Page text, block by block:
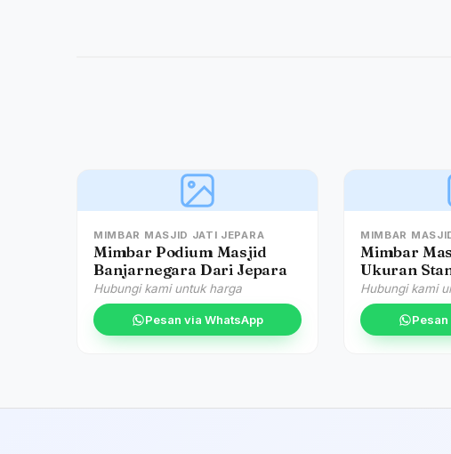
MIMBAR MASJID JATI JEPARA
Mimbar Podium Masjid
Banjarnegara Dari Jepara
Hubungi kami untuk harga
Pesan via WhatsApp
MIMBAR
Mimbar
Ukuran
Hubungi kami